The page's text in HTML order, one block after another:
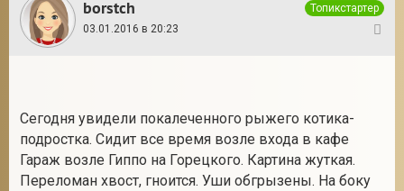
borstch
Топикстартер
03.01.2016 в 20:23
Сегодня увидели покалеченного рыжего котика-
подростка. Сидит все время возле входа в кафе
Гараж возле Гиппо на Горецкого. Картина жуткая.
Переломан хвост, гноится. Уши обгрызены. На боку